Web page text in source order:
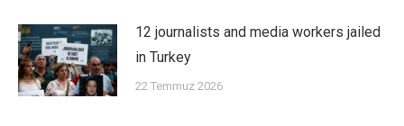
12 journalists and media workers jailed
in Turkey
22 Temmuz 2026